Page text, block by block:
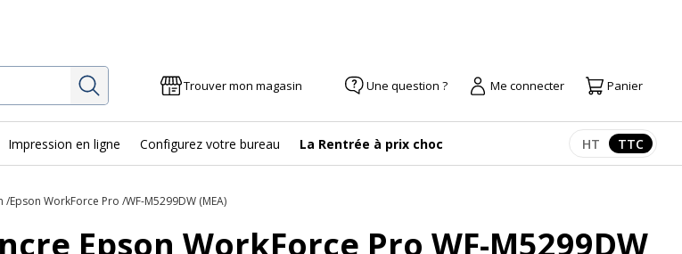
Rechercher Trouver mon magasin Une question ? Me connecter Panier
Impression en ligne Configurez votre bureau La Rentrée à prix choc Afficher les
HT TTC
Epson WorkForce Pro WF-M5299DW (MEA)
Epson WorkForce Pro WF-M5299DW